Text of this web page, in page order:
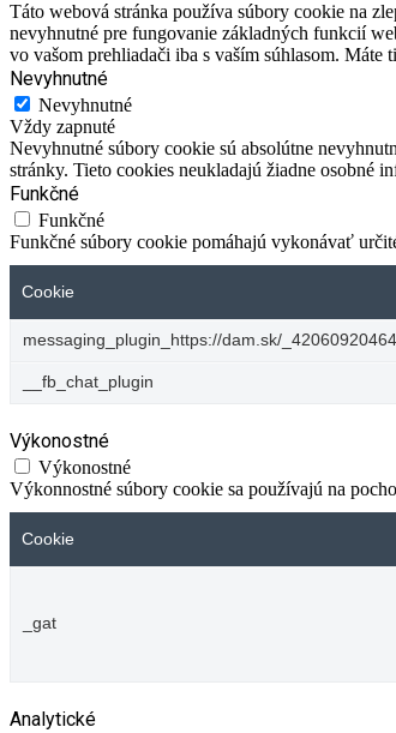
Táto webová stránka používa súbory cookie na
nevyhnutné pre fungovanie základných funkcií
vo vašom prehliadači iba s vaším súhlasom.
Nevyhnutné
Nevyhnutné
Vždy zapnuté
Nevyhnutné súbory cookie sú absolútne
stránky. Tieto cookies neukladajú žiadne osobné
Funkčné
Funkčné
Funkčné súbory cookie pomáhajú vykonávať
Cookie
messaging_plugin_https://dam.sk/
__fb_chat_plugin
Výkonostné
Výkonostné
Výkonnostné súbory cookie sa používajú na
Cookie
_gat
Analytické